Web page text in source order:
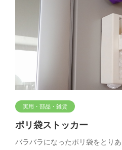
実用・部品・雑貨
ポリ袋ストッカー
バラバラになったポリ袋をとり